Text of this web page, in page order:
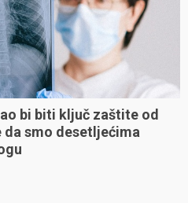
bi biti ključ zaštite od
smo desetljećima